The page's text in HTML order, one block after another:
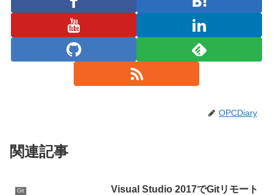
OPCDiary
関連記事
Git
Visual Studio 2017でGitリモート